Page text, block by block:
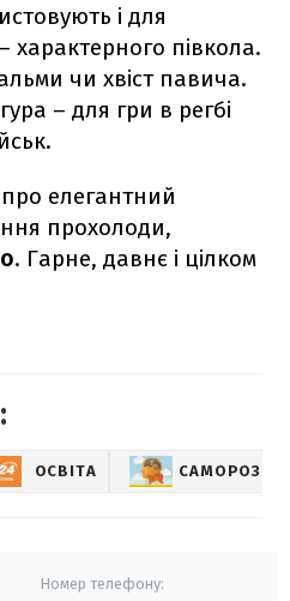
і для
півкола.
чи хвіст павича.
– для гри в регбі
елегантний
прохолоди,
. Гарне, давнє і цілком
ОСВІТА
Номер телефону: